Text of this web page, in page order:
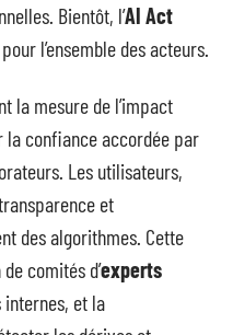
Bientôt, l’AI Act
l’ensemble des acteurs.
la mesure de l’impact
la confiance accordée par
Les utilisateurs,
et
des algorithmes. Cette
comités d’experts
et la